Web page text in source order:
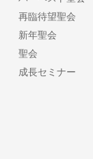
再臨待望聖会
新年聖会
聖会
成長セミナー